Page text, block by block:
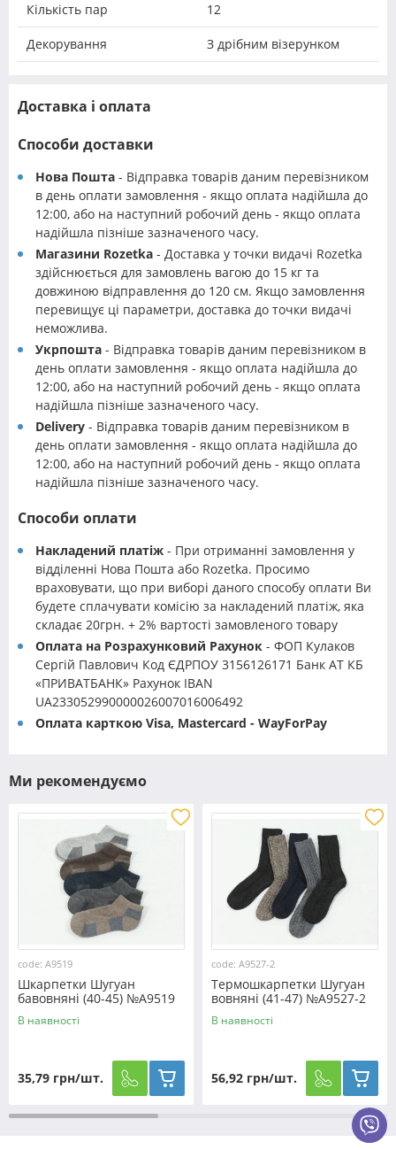
Кількість пар 12
Декорування З дрібним візерунком
Доставка і оплата
Способи доставки
Нова Пошта - Відправка товарів даним перевізником
в день оплати замовлення - якщо оплата надійшла до
12:00, або на наступний робочий день - якщо оплата
надійшла пізніше зазначеного часу.
Магазини Rozetka - Доставка у точки видачі Rozetka
здійснюється для замовлень вагою до 15 кг та
довжиною відправлення до 120 см. Якщо замовлення
перевищує ці параметри, доставка до точки видачі
неможлива.
Укрпошта - Відправка товарів даним перевізником в
день оплати замовлення - якщо оплата надійшла до
12:00, або на наступний робочий день - якщо оплата
надійшла пізніше зазначеного часу.
Delivery - Відправка товарів даним перевізником в
день оплати замовлення - якщо оплата надійшла до
12:00, або на наступний робочий день - якщо оплата
надійшла пізніше зазначеного часу.
Способи оплати
Накладений платіж - При отриманні замовлення у
відділенні Нова Пошта або Rozetka. Просимо
враховувати, що при виборі даного способу оплати Ви
будете сплачувати комісію за накладений платіж, яка
складає 20грн. + 2% вартості замовленого товару
Оплата на Розрахунковий Рахунок - ФОП Кулаков
Сергій Павлович Код ЄДРПОУ 3156126171 Банк АТ КБ
«ПРИВАТБАНК» Рахунок IBAN
UA233052990000026007016006492
Оплата карткою Visa, Mastercard - WayForPay
Ми рекомендуємо
code: A9519
Шкарпетки Шугуан
бавовняні (40-45) №A9519
В наявності
35,79 грн/шт.
code: A9527-2
Термошкарпетки Шугуан
вовняні (41-47) №A9527-2
В наявності
56,92 грн/шт.